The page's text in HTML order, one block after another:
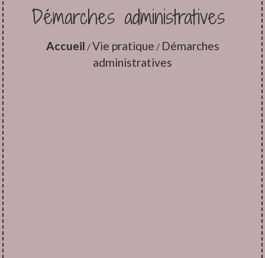
Démarches administratives
Accueil /Vie pratique / Démarches
administratives